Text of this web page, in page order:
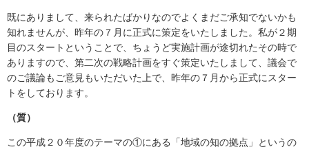
既にありまして、来られたばかりなのでよくまだご承知でないかも
知れませんが、昨年の７月に正式に策定をいたしました。私が２期
目のスタートということで、ちょうど実施計画が途切れたその時で
ありますので、第二次の戦略計画をすぐ策定いたしまして、議会で
のご議論もご意見もいただいた上で、昨年の７月から正式にスター
トをしております。
（質）
この平成２０年度のテーマの①にある「地域の知の拠点」というの